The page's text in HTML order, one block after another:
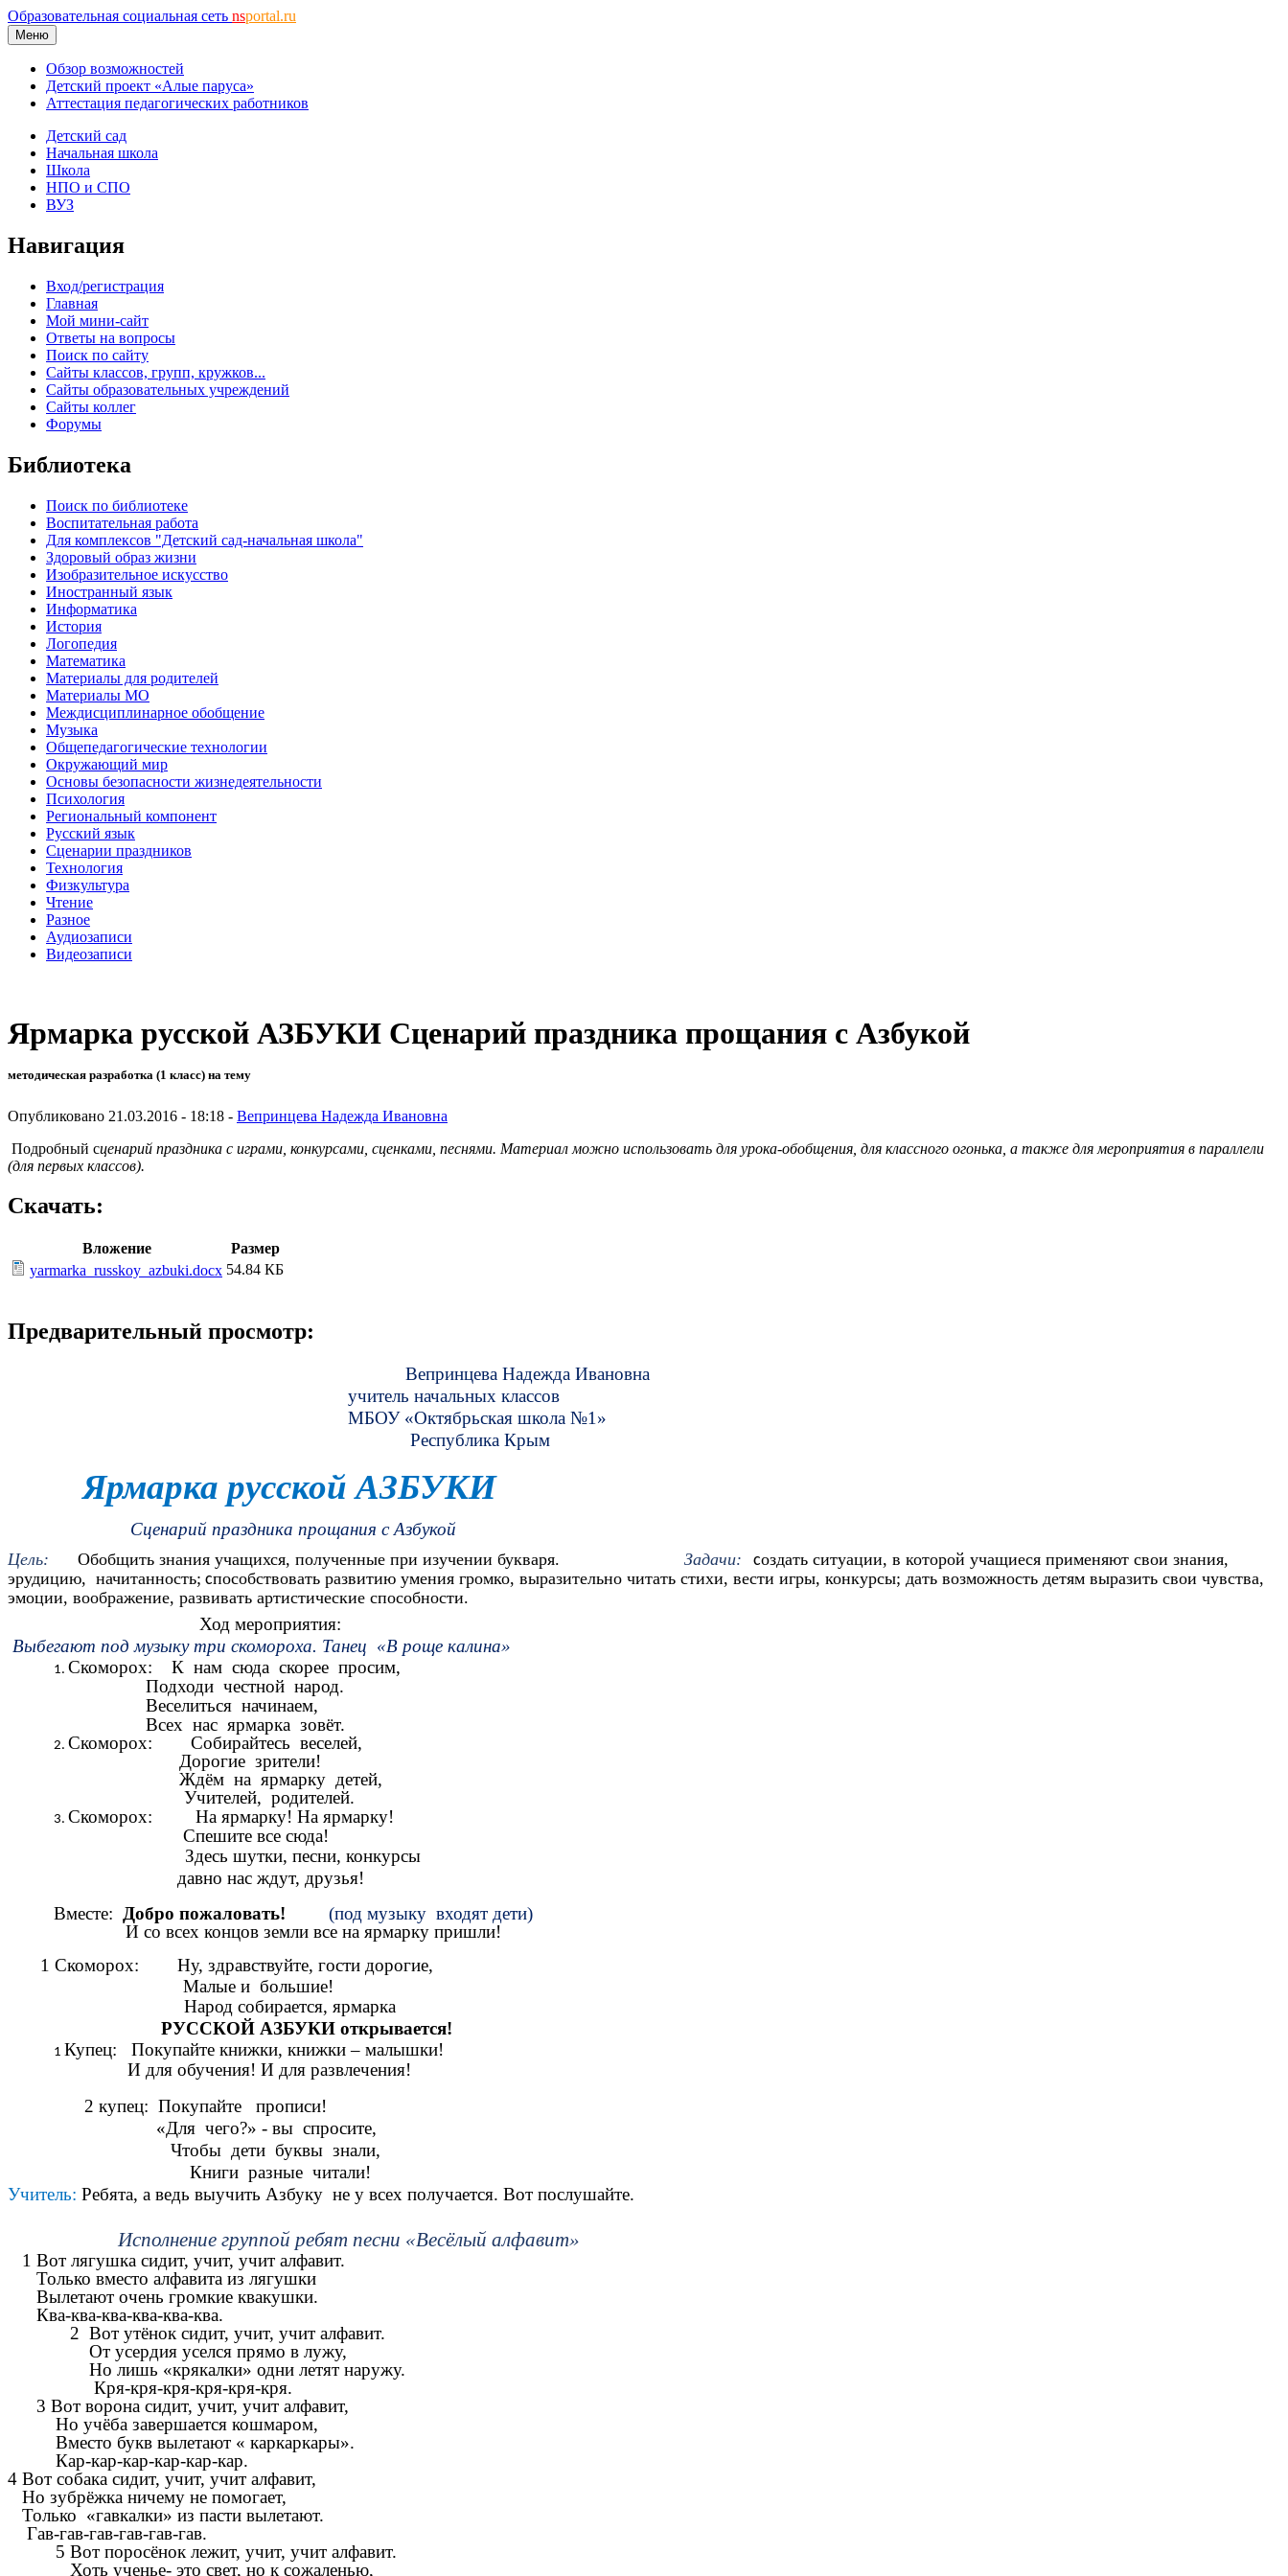
Образовательная социальная сеть nsportal.ru
Меню
Обзор возможностей
Детский проект «Алые паруса»
Аттестация педагогических работников
Детский сад
Начальная школа
Школа
НПО и СПО
ВУЗ
Навигация
Вход/регистрация
Главная
Мой мини-сайт
Ответы на вопросы
Поиск по сайту
Сайты классов, групп, кружков...
Сайты образовательных учреждений
Сайты коллег
Форумы
Библиотека
Поиск по библиотеке
Воспитательная работа
Для комплексов "Детский сад-начальная школа"
Здоровый образ жизни
Изобразительное искусство
Иностранный язык
Информатика
История
Логопедия
Математика
Материалы для родителей
Материалы МО
Междисциплинарное обобщение
Музыка
Общепедагогические технологии
Окружающий мир
Основы безопасности жизнедеятельности
Психология
Региональный компонент
Русский язык
Сценарии праздников
Технология
Физкультура
Чтение
Разное
Аудиозаписи
Видеозаписи
Ярмарка русской АЗБУКИ Сценарий праздника прощания с Азбукой
методическая разработка (1 класс) на тему
Опубликовано 21.03.2016 - 18:18 - Вепринцева Надежда Ивановна
Подробный сценарий праздника с играми, конкурсами, сценками, песнями. Материал можно использовать для урока-обобщения, для классного огонька, а также для мероприятия в параллели
(для первых классов).
Скачать:
Вложение
Размер
yarmarka_russkoy_azbuki.docx 54.84 КБ
Предварительный просмотр:
Вепринцева Надежда Ивановна
учитель начальных классов
МБОУ «Октябрьская школа №1»
Республика Крым
Ярмарка русской АЗБУКИ
Сценарий праздника прощания с Азбукой
Цель: Обобщить знания учащихся, полученные при изучении букваря. Задачи: создать ситуации, в которой учащиеся применяют свои знания,
эрудицию, начитанность; способствовать развитию умения громко, выразительно читать стихи, вести игры, конкурсы; дать возможность детям выразить свои чувства,
эмоции, воображение, развивать артистические способности.
Ход мероприятия:
Выбегают под музыку три скомороха. Танец «В роще калина»
Скоморох: К нам сюда скорее просим,
Подходи честной народ.
Веселиться начинаем,
Всех нас ярмарка зовёт.
Скоморох: Собирайтесь веселей,
Дорогие зрители!
Ждём на ярмарку детей,
Учителей, родителей.
Скоморох: На ярмарку! На ярмарку!
Спешите все сюда!
Здесь шутки, песни, конкурсы
давно нас ждут, друзья!
Вместе: Добро пожаловать! (под музыку входят дети)
И со всех концов земли все на ярмарку пришли!
1 Скоморох: Ну, здравствуйте, гости дорогие,
Малые и большие!
Народ собирается, ярмарка
РУССКОЙ АЗБУКИ открывается!
Купец: Покупайте книжки, книжки – малышки!
И для обучения! И для развлечения!
2 купец: Покупайте прописи!
«Для чего?» - вы спросите,
Чтобы дети буквы знали,
Книги разные читали!
Учитель: Ребята, а ведь выучить Азбуку не у всех получается. Вот послушайте.
Исполнение группой ребят песни «Весёлый алфавит»
1 Вот лягушка сидит, учит, учит алфавит.
Только вместо алфавита из лягушки
Вылетают очень громкие квакушки.
Ква-ква-ква-ква-ква-ква.
2 Вот утёнок сидит, учит, учит алфавит.
От усердия уселся прямо в лужу,
Но лишь «крякалки» одни летят наружу.
Кря-кря-кря-кря-кря-кря.
3 Вот ворона сидит, учит, учит алфавит,
Но учёба завершается кошмаром,
Вместо букв вылетают « каркаркары».
Кар-кар-кар-кар-кар-кар.
4 Вот собака сидит, учит, учит алфавит,
Но зубрёжка ничему не помогает,
Только «гавкалки» из пасти вылетают.
Гав-гав-гав-гав-гав-гав.
5 Вот поросёнок лежит, учит, учит алфавит.
Хоть ученье- это свет, но к сожаленью,